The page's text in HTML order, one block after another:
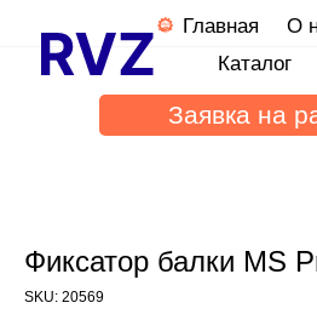
Главная
О
Каталог
Заявка на
Фиксатор балки MS
SKU: 20569